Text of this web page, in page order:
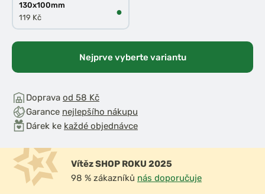
130x100mm
119 Kč
●
Nejprve vyberte variantu
Doprava od 58 Kč
Garance nejlepšího nákupu
Dárek ke každé objednávce
Vítěz SHOP ROKU 2025
98 % zákazníků nás doporučuje